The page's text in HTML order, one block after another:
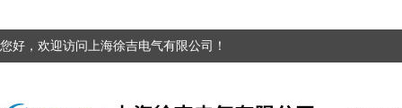
您好，欢迎访问上海徐吉电气有限公司！